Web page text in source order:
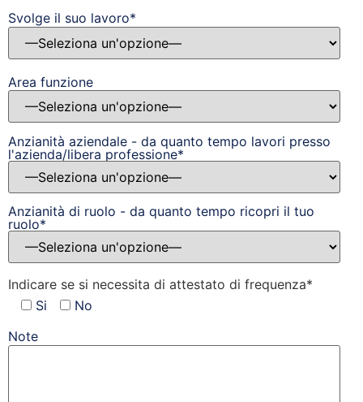
Svolge il suo lavoro*
Area funzione
Anzianità aziendale - da quanto tempo lavori presso
l'azienda/libera professione*
Anzianità di ruolo - da quanto tempo ricopri il tuo
ruolo*
Indicare se si necessita di attestato di frequenza*
Si
No
Note